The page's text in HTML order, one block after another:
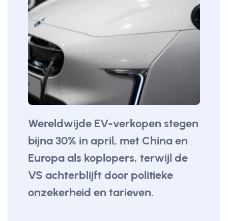
Wereldwijde EV-verkopen stegen
bijna 30% in april, met China en
Europa als koplopers, terwijl de
VS achterblijft door politieke
onzekerheid en tarieven.